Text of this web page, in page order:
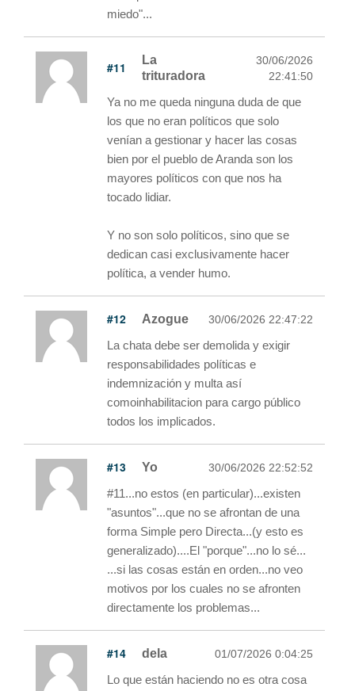
miedo"...
#11
La
trituradora
30/06/2026
22:41:50
Ya no me queda ninguna duda de que
los que no eran políticos que solo
venían a gestionar y hacer las cosas
bien por el pueblo de Aranda son los
mayores políticos con que nos ha
tocado lidiar.
Y no son solo políticos, sino que se
dedican casi exclusivamente hacer
política, a vender humo.
#12 Azogue 30/06/2026 22:47:22
La chata debe ser demolida y exigir
responsabilidades políticas e
indemnización y multa así
comoinhabilitacion para cargo público
todos los implicados.
#13 Yo 30/06/2026 22:52:52
#11...no estos (en particular)...existen
"asuntos"...que no se afrontan de una
forma Simple pero Directa...(y esto es
generalizado)....El "porque"...no lo sé...
...si las cosas están en orden...no veo
motivos por los cuales no se afronten
directamente los problemas...
#14 dela 01/07/2026 0:04:25
Lo que están haciendo no es otra cosa